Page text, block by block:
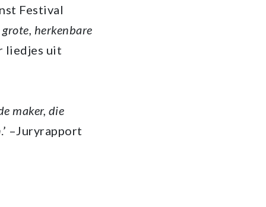
Festival
herkenbare
liedjes uit
maker, die
.’ –Juryrapport